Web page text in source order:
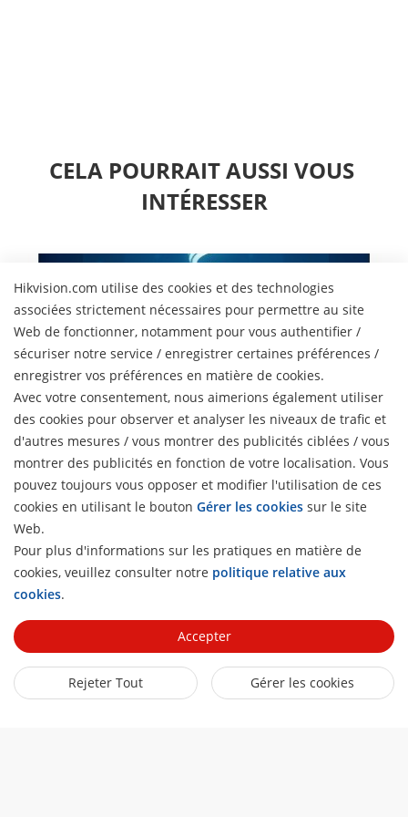
CELA POURRAIT AUSSI VOUS
INTÉRESSER
Solutions
Offre une multitude d'options de solutions pour faciliter
le processus de transformation numérique
Hikvision.com utilise des cookies et des technologies
associées strictement nécessaires pour permettre au site
Web de fonctionner, notamment pour vous authentifier /
sécuriser notre service / enregistrer certaines préférences /
enregistrer vos préférences en matière de cookies.
Avec votre consentement, nous aimerions également utiliser
des cookies pour observer et analyser les niveaux de trafic et
d'autres mesures / vous montrer des publicités ciblées / vous
montrer des publicités en fonction de votre localisation. Vous
pouvez toujours vous opposer et modifier l'utilisation de ces
cookies en utilisant le bouton Gérer les cookies sur le site
Web.
Pour plus d'informations sur les pratiques en matière de
cookies, veuillez consulter notre politique relative aux
cookies.
Accepter
Rejeter Tout Gérer les cookies
À propos
Profil de l’Entreprise
Relations avec les investisseurs
Cybersécurité
Conformité
Actualités
Blog
Dernières actualités
Témoignages clients
Partenaires
Hik-Partner Pro
Liens Rapides